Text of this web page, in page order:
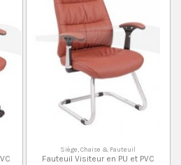
Siège, Chaise & Fauteuil
Fauteuil Visiteur en PU et PVC